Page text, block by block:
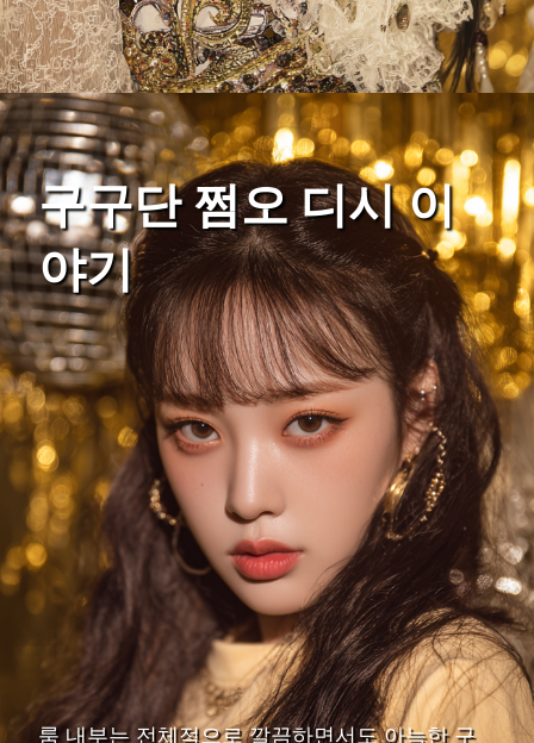
구구단 쩜오 디시 이
야기
룸 내부는 전체적으로 깔끔하면서도 아늑한 구